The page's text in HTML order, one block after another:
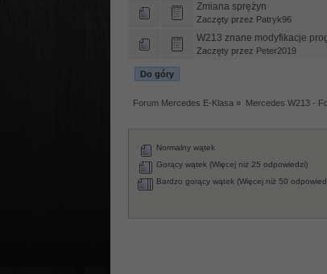
Zmiana sprężyn
Zaczęty przez Patryk96
W213 znane modyfikacje
Zaczęty przez Peter2019
Do góry
Forum Mercedes E-Klasa » Mercedes W213 -
Normalny wątek
Gorący wątek (Więcej niż 25 odpowiedzi)
Bardzo gorący wątek (Więcej niż 50